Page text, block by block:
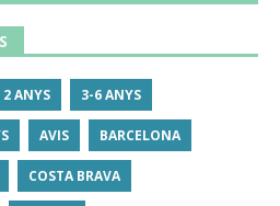
2 ANYS 3-6 ANYS
AVIS BARCELONA
COSTA BRAVA